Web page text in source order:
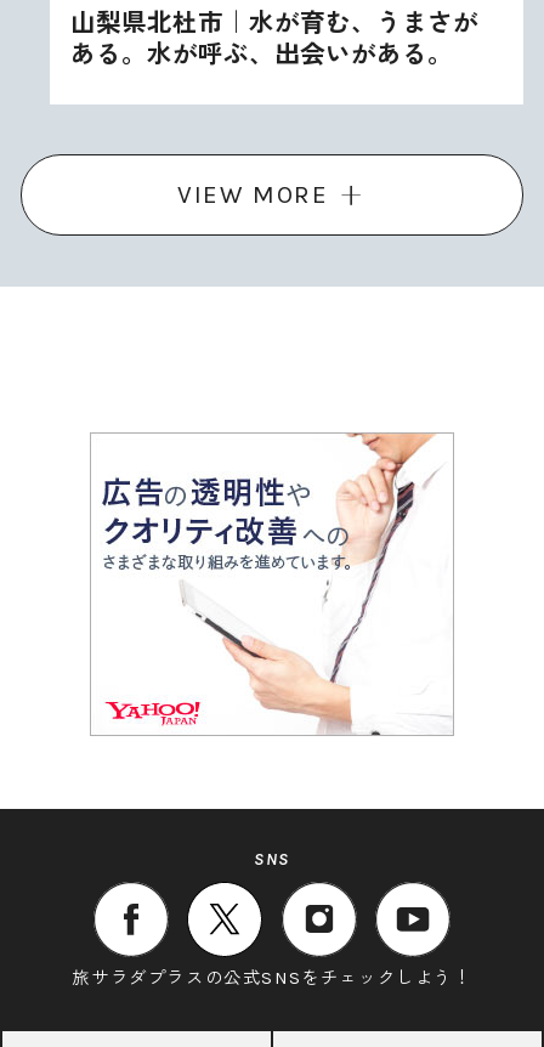
山梨県北杜市｜水が育む、うまさが
ある。水が呼ぶ、出会いがある。
VIEW MORE
SNS
旅サラダプラスの公式SNSをチェックしよう！